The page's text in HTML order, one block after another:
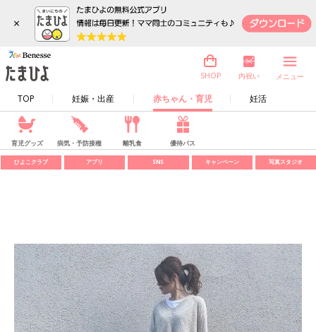
×
TOP 妊娠・出産 赤ちゃん・育児 妊活
SHOP 内祝い メニュー
育児グッズ 病気・予防接種 離乳食 優待パス
ひよこクラブ アプリ SNS キャンペーン 写真スタジオ